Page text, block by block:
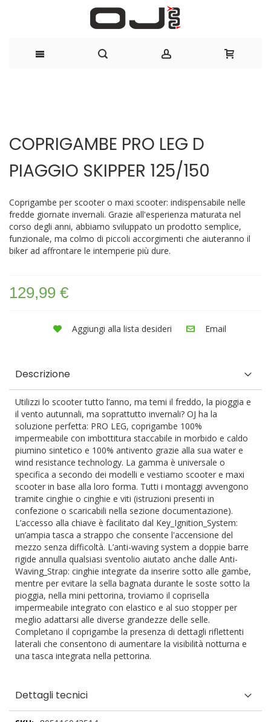
fine
galleria
di
della
di
immagini
COPRIGAMBE PRO LEG D
PIAGGIO SKIPPER 125/150
Coprigambe per scooter o maxi scooter: indispensabile nelle
fredde giornate invernali. Grazie all'esperienza maturata nel
corso degli anni, abbiamo sviluppato un prodotto semplice,
funzionale, ma colmo di piccoli accorgimenti che aiuteranno il
biker ad affrontare le intemperie più dure.
129,99 €
Aggiungi alla lista desideri Email
Descrizione
Utilizzi lo scooter tutto l’anno, ma temi il freddo, la pioggia e
il vento autunnali, ma soprattutto invernali? OJ ha la
soluzione perfetta: PRO LEG, coprigambe 100%
impermeabile con imbottitura staccabile in morbido e caldo
piumino sintetico e 100% antivento grazie alla sua water e
wind resistance technology. La gamma è universale o
specifica a secondo dei modelli e vestiamo scooter e maxi
scooter in base alla loro forma. Tutti i montaggi avvengono
tramite cinghie o cinghie e viti (istruzioni presenti in
confezione o scaricabili nella sezione documentazione).
L’accesso alla chiave è facilitato dal Key_Ignition_System:
un’ampia tasca a strappo che consente l'accensione del
mezzo senza difficoltà. L’anti-waving system a doppie barre
rigide annulla qualsiasi sventolio aiutato anche dalle Anti-
Waving_Strap: cinghie integrate da inserire sotto alle gambe,
mentre per evitare la sella bagnata durante le soste sotto la
pioggia, nella mini pettorina, troviamo il coprisella
impermeabile integrato con elastico e al suo stopper per
meglio adattarsi alle diverse grandezze delle selle.
Completano il coprigambe la presenza di dettagli riflettenti
laterali che consentono di aumentare la visibilità notturna e
una tasca integrata nella pettorina.
Dettagli tecnici